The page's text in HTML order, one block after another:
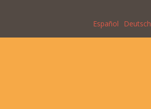
Español Deutsch